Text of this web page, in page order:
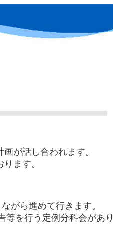
が話し合われます。
ます。
がら進めて行きます。
等を行う定例分科会があり